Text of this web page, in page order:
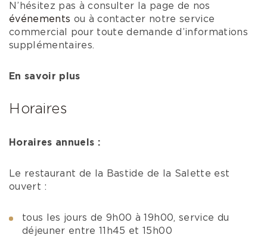
N’hésitez pas à consulter la page de nos
événements ou à contacter notre service
commercial pour toute demande d’informations
supplémentaires.
En savoir plus
Horaires
Horaires annuels :
Le restaurant de la Bastide de la Salette est
ouvert :
tous les jours de 9h00 à 19h00, service du
déjeuner entre 11h45 et 15h00